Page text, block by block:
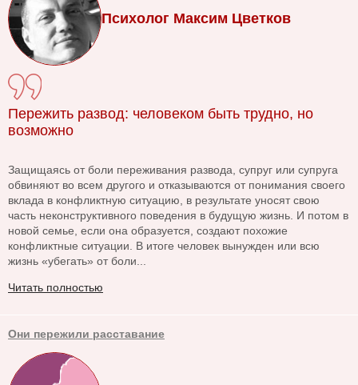
Психолог Максим Цветков
Пережить развод: человеком быть трудно, но
возможно
Защищаясь от боли переживания развода, супруг или супруга
обвиняют во всем другого и отказываются от понимания своего
вклада в конфликтную ситуацию, в результате уносят свою
часть неконструктивного поведения в будущую жизнь. И потом в
новой семье, если она образуется, создают похожие
конфликтные ситуации. В итоге человек вынужден или всю
жизнь «убегать» от боли...
Читать полностью
Они пережили расставание